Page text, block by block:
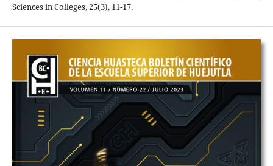
Sciences in Colleges, 25(3), 11-17.